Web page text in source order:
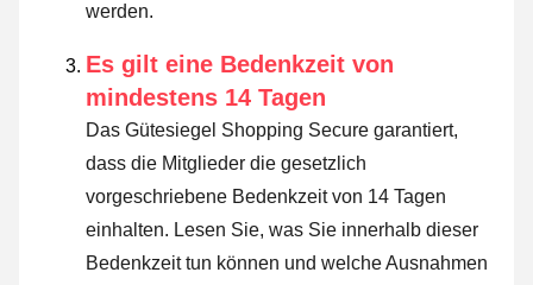
werden.
Es gilt eine Bedenkzeit von
mindestens 14 Tagen
Das Gütesiegel Shopping Secure garantiert,
dass die Mitglieder die gesetzlich
vorgeschriebene Bedenkzeit von 14 Tagen
einhalten. Lesen Sie, was Sie innerhalb dieser
Bedenkzeit tun können und welche Ausnahmen